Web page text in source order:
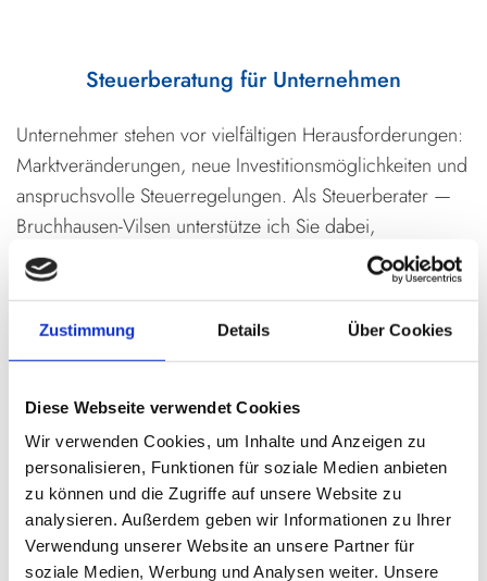
Zustimmung Details Über Cookies
Diese Webseite verwendet Cookies
Wir verwenden Cookies, um Inhalte und Anzeigen zu
personalisieren, Funktionen für soziale Medien anbieten
zu können und die Zugriffe auf unsere Website zu
analysieren. Außerdem geben wir Informationen zu Ihrer
Verwendung unserer Website an unsere Partner für
soziale Medien, Werbung und Analysen weiter. Unsere
Steuerberatung für Unternehmen
Unternehmer stehen vor vielfältigen Herausforderungen:
Marktveränderungen, neue Investitionsmöglichkeiten und
anspruchsvolle Steuerregelungen. Als Steuerberater —
Bruchhausen-Vilsen unterstütze ich Sie dabei,
Entscheidungen für Ihr Unternehmen fundiert zu treffen.
In einer permanenten Wandlungsphase ist es essenziell,
einen Partner an der Seite zu haben, der flexibel agiert
und rechtliche Entwicklungen im Auge behält.
Klassische Steuerberatung: Jahresabschluss und
Gestaltende Beratung: Zukunftsorientierte
Steuerstrategien
Permanente Begleitung: Regelmäßige Updates zu
relevanten Änderungen